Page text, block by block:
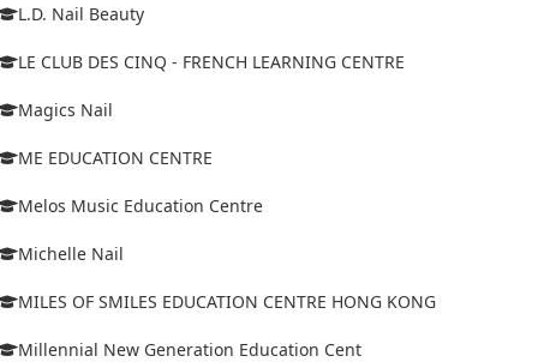
L.D. Nail Beauty
LE CLUB DES CINQ - FRENCH LEARNING CENTRE
Magics Nail
ME EDUCATION CENTRE
Melos Music Education Centre
Michelle Nail
MILES OF SMILES EDUCATION CENTRE HONG KONG
Millennial New Generation Education Cent